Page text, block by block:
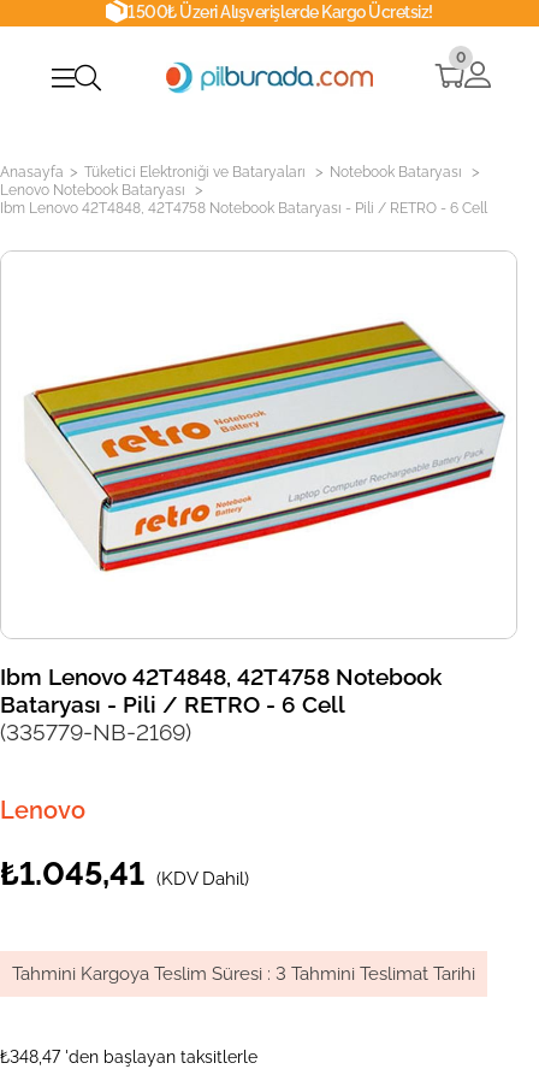
1500₺ Üzeri Alışverişlerde Kargo Ücretsiz!
0
Anasayfa > Tüketici Elektroniği ve Bataryaları > Notebook Bataryası >
Lenovo Notebook Bataryası >
Ibm Lenovo 42T4848, 42T4758 Notebook Bataryası - Pili / RETRO - 6 Cell
Ibm Lenovo 42T4848, 42T4758 Notebook
Bataryası - Pili / RETRO - 6 Cell
(335779-NB-2169)
Lenovo
₺1.045,41 (KDV Dahil)
Tahmini Kargoya Teslim Süresi : 3 Tahmini Teslimat Tarihi
₺348,47 'den başlayan taksitlerle